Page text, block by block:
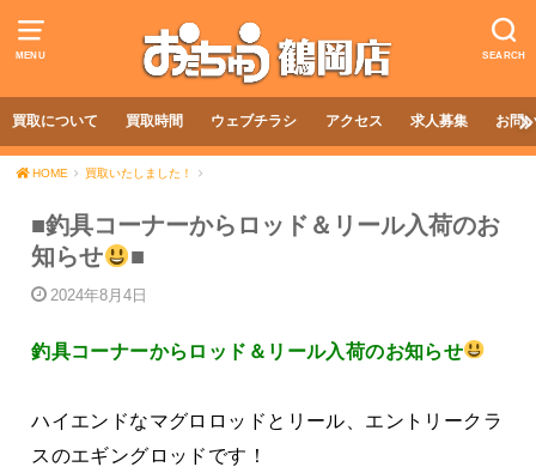
MENU SEARCH
買取について 買取時間 ウェブチラシ アクセス 求人募集 お問
HOME 買取いたしました！
■釣具コーナーからロッド＆リール入荷のお
知らせ
■
2024年8月4日
釣具コーナーからロッド＆リール入荷のお知らせ
ハイエンドなマグロロッドとリール、エントリークラ
スのエギングロッドです！